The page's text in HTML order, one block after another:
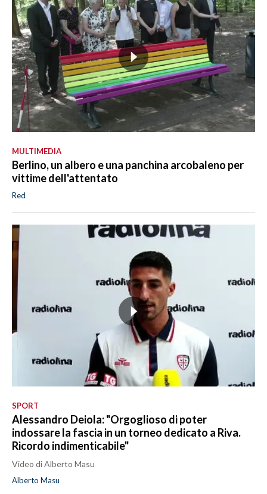
MULTIMEDIA
Berlino, un albero e una panchina arcobaleno per
vittime dell'attentato
Red
SPORT
Alessandro Deiola: "Orgoglioso di poter
indossare la fascia in un torneo dedicato a Riva.
Ricordo indimenticabile"
Video di Alberto Masu
Alberto Masu